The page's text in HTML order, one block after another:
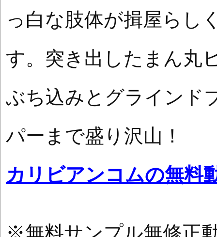
っ白な肢体が揖屋らし
す。突き出したまん丸
ぶち込みとグラインド
パーまで盛り沢山！
カリビアンコムの無料